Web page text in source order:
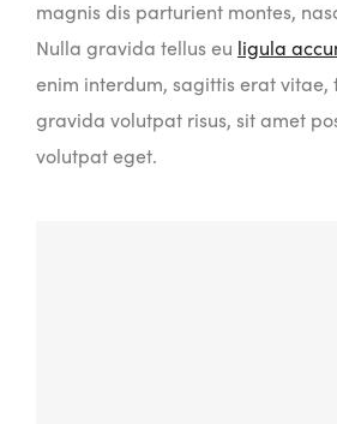
magnis dis parturient montes,
Nulla gravida tellus eu ligula
enim interdum, sagittis erat vitae,
gravida volutpat risus, sit amet
volutpat eget.